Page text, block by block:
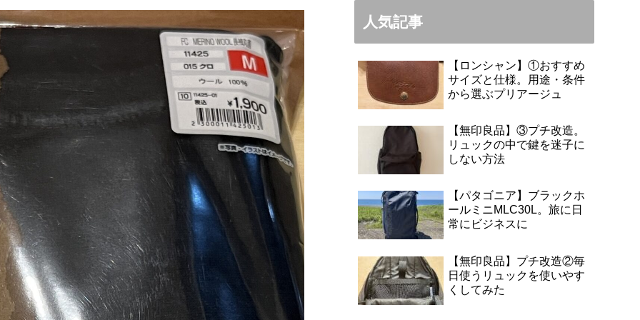
人気記事
【ロンシャン】①おすすめ
サイズと仕様。用途・条件
から選ぶプリアージュ
【無印良品】③プチ改造。
リュックの中で鍵を迷子に
しない方法
【パタゴニア】ブラックホ
ールミニMLC30L。旅に日
常にビジネスに
【無印良品】プチ改造②毎
日使うリュックを使いやす
くしてみた